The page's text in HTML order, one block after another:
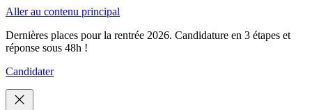
Aller au contenu principal
Dernières places pour la rentrée 2026. Candidature en 3 étapes et
réponse sous 48h !
Candidater